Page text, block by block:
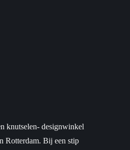
knutselen- designwinkel
Rotterdam. Bij een stip